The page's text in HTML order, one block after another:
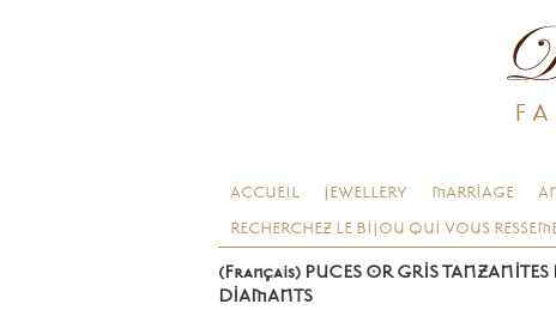
ACCUEIL JEWELLERY MARRIAGE
RECHERCHEZ LE BIJOU QUI VOUS
(Français) PUCES OR GRIS TANZANITES
DIAMANTS